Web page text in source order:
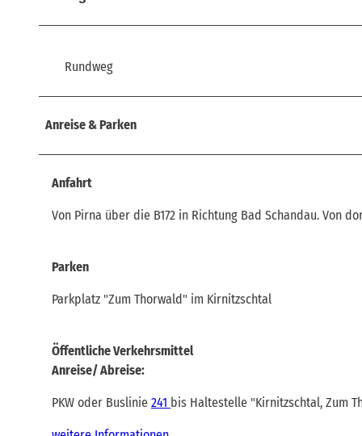
Rundweg
Anreise & Parken
Anfahrt
Von Pirna über die B172 in Richtung Bad Schandau. Von
Parken
Parkplatz "Zum Thorwald" im Kirnitzschtal
Öffentliche Verkehrsmittel
Anreise/ Abreise:
PKW oder Buslinie 241 bis Haltestelle "Kirnitzschtal, Zum